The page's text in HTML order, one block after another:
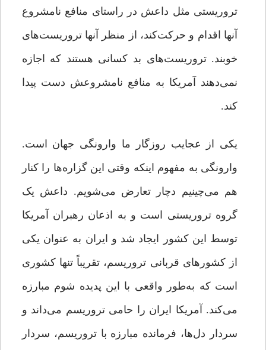
تروریستی مثل داعش در راستای منافع نامشروع
آنها اقدام و حرکت‌کند، از منظر آنها تروریست‌های
خوبند. تروریست‌های بد کسانی هستند که اجازه
نمی‌دهند آمریکا به منافع نامشروعش دست پیدا
کند.
یکی از عجایب روزگار ما وارونگی جهان است.
وارونگی به مفهوم اینکه وقتی این گزاره‌ها را کنار
هم می‌چینیم دچار تعارض می‌شویم. داعش یک
گروه تروریستی است و به اذعان رهبران آمریکا
توسط این کشور ایجاد شد و ایران به عنوان یکی
از کشورهای قربانی تروریسم، تقریباً تنها کشوری
است که به‌طور واقعی با این پدیده شوم مبارزه
می‌کند. آمریکا ایران را حامی تروریسم می‌داند و
سردار دل‌ها، فرمانده مبارزه با تروریسم، سردار